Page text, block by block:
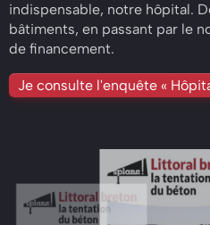
indispensable, notre hôpital.
bâtiments, en passant par le
de financement.
Je consulte l'enquête «